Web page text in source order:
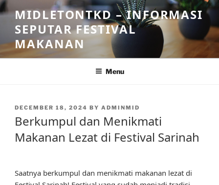
Skip
to
content
MIDLETONTKD – INFORMASI
SEPUTAR FESTIVAL
MAKANAN
Menu
POSTED
DECEMBER 18, 2024 BY ADMINMID
Berkumpul dan Menikmati
Makanan Lezat di Festival Sarinah
Saatnya berkumpul dan menikmati makanan lezat di